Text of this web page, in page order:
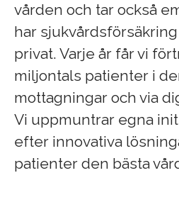
vården och tar också
har
privat. Varje år får vi
miljontals patienter i
mottagningar och via
Vi uppmuntrar egna
efter innovativa
patienter den bästa